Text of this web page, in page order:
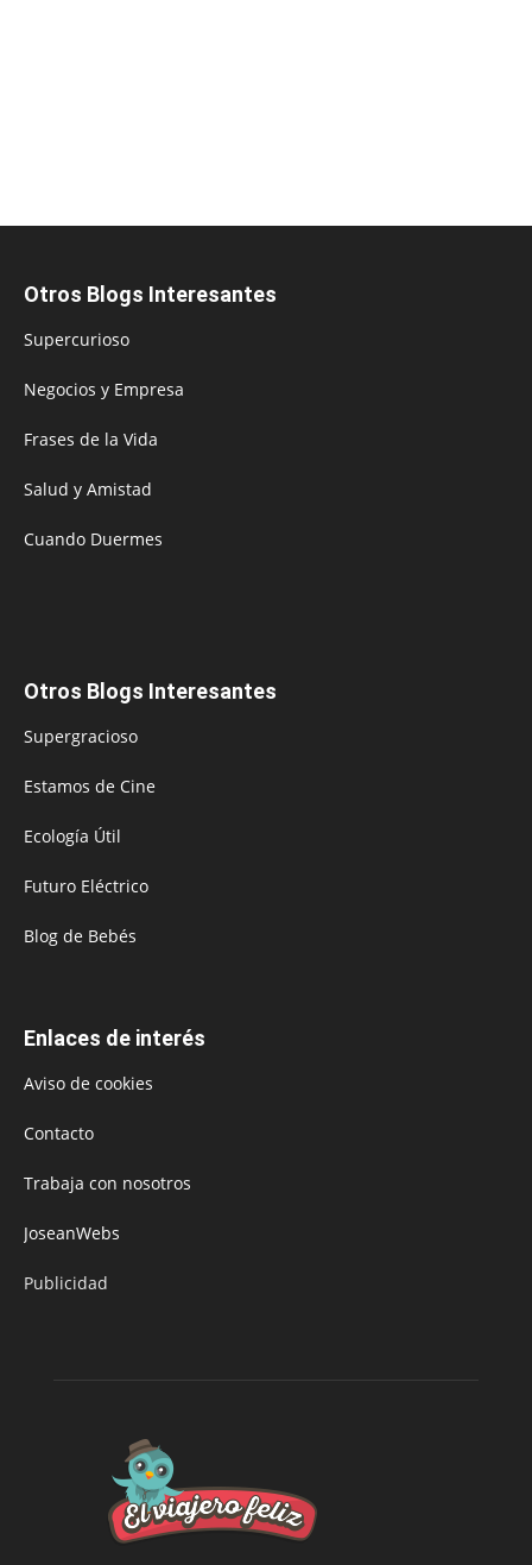
Otros Blogs Interesantes
Supercurioso
Negocios y Empresa
Frases de la Vida
Salud y Amistad
Cuando Duermes
Otros Blogs Interesantes
Supergracioso
Estamos de Cine
Ecología Útil
Futuro Eléctrico
Blog de Bebés
Enlaces de interés
Aviso de cookies
Contacto
Trabaja con nosotros
JoseanWebs
Publicidad